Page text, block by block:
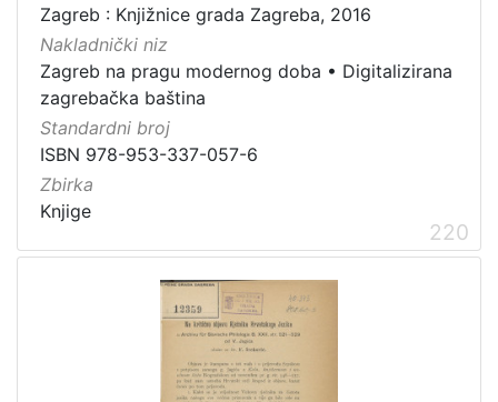
Zagreb : Knjižnice grada Zagreba, 2016
Nakladnički niz
Zagreb na pragu modernog doba • Digitalizirana
zagrebačka baština
Standardni broj
ISBN 978-953-337-057-6
Zbirka
Knjige
220